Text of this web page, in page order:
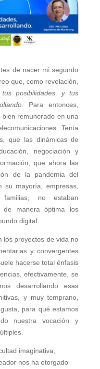
de nacer mi segundo
que, como revelación,
posibilidades, y tus
Para entonces,
remunerado en una
Tenía
que las dinámicas de
negociación y
que ahora las
de la pandemia del
mayoría, empresas,
familias, no estaban
de manera óptima los
digital.
los proyectos de vida no
y convergentes
hacerse total énfasis
efectivamente, se
desarrollando esas
y muy temprano,
para qué estamos
nuestra vocación y
imaginativa,
nos ha otorgado